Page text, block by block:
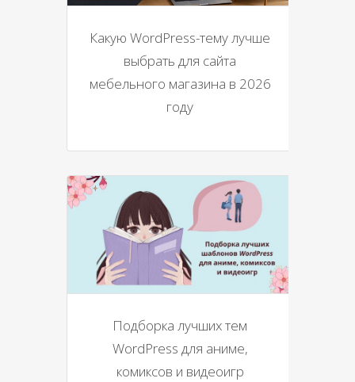
Какую WordPress-тему лучше
выбрать для сайта
мебельного магазина в 2026
году
Подборка лучших тем
WordPress для аниме,
комиксов и видеоигр